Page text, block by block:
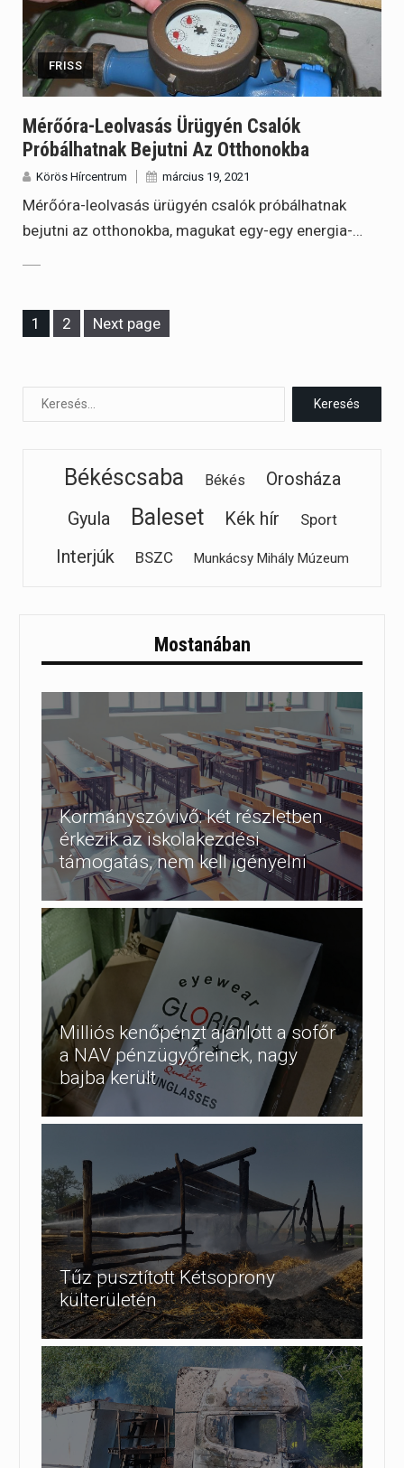
FRISS
Mérőóra-Leolvasás Ürügyén Csalók
Próbálhatnak Bejutni Az Otthonokba
Körös Hírcentrum március 19, 2021
Mérőóra-leolvasás ürügyén csalók próbálhatnak
bejutni az otthonokba, magukat egy-egy energia-…
Page
1 Page
2 Next page
Békéscsaba Békés
Orosháza
Gyula
Baleset Kék hír Sport
Interjúk BSZC Munkácsy Mihály Múzeum
Mostanában
Kormányszóvivő: két részletben
érkezik az iskolakezdési
támogatás, nem kell igényelni
Milliós kenőpénzt ajánlott a sofőr
a NAV pénzügyőreinek, nagy
bajba került
Tűz pusztított Kétsoprony
külterületén